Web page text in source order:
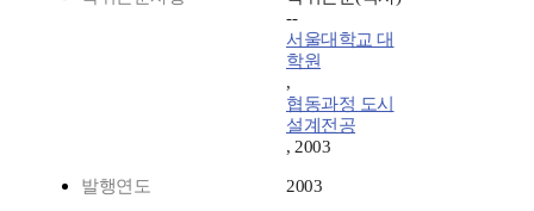
--
서울대학교 대
학원
,
협동과정 도시
설계전공
, 2003
발행연도 2003